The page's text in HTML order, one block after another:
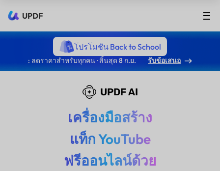
UPDF
โปรโมชัน Back to School
: ลดราคาสำหรับทุกคน · สิ้นสุด 8 ก.ย. รับข้อเสนอ
UPDF AI
เครื่องมือสร้าง
แท็ก YouTube
ฟรีออนไลน์ด้วย